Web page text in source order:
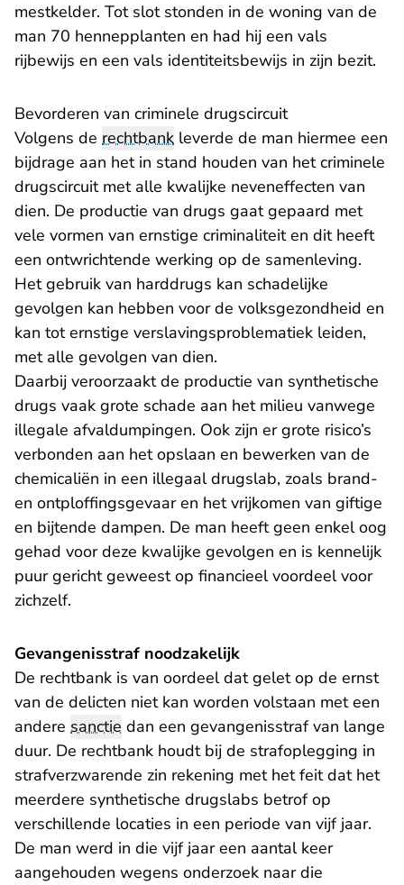
mestkelder. Tot slot stonden in de woning van de
man 70 hennepplanten en had hij een vals
rijbewijs en een vals identiteitsbewijs in zijn bezit.
Bevorderen van criminele drugscircuit
Volgens de rechtbank leverde de man hiermee een
bijdrage aan het in stand houden van het criminele
drugscircuit met alle kwalijke neveneffecten van
dien. De productie van drugs gaat gepaard met
vele vormen van ernstige criminaliteit en dit heeft
een ontwrichtende werking op de samenleving.
Het gebruik van harddrugs kan schadelijke
gevolgen kan hebben voor de volksgezondheid en
kan tot ernstige verslavingsproblematiek leiden,
met alle gevolgen van dien.
Daarbij veroorzaakt de productie van synthetische
drugs vaak grote schade aan het milieu vanwege
illegale afvaldumpingen. Ook zijn er grote risico’s
verbonden aan het opslaan en bewerken van de
chemicaliën in een illegaal drugslab, zoals brand-
en ontploffingsgevaar en het vrijkomen van giftige
en bijtende dampen. De man heeft geen enkel oog
gehad voor deze kwalijke gevolgen en is kennelijk
puur gericht geweest op financieel voordeel voor
zichzelf.
Gevangenisstraf noodzakelijk
De rechtbank is van oordeel dat gelet op de ernst
van de delicten niet kan worden volstaan met een
andere sanctie dan een gevangenisstraf van lange
duur. De rechtbank houdt bij de strafoplegging in
strafverzwarende zin rekening met het feit dat het
meerdere synthetische drugslabs betrof op
verschillende locaties in een periode van vijf jaar.
De man werd in die vijf jaar een aantal keer
aangehouden wegens onderzoek naar die